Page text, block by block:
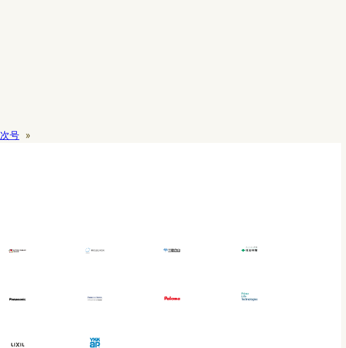
次号 »